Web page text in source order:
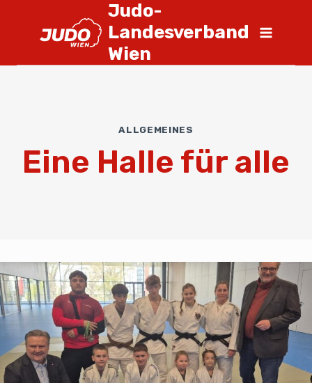
Judo-
Landesverband
Wien
ALLGEMEINES
Eine Halle für alle